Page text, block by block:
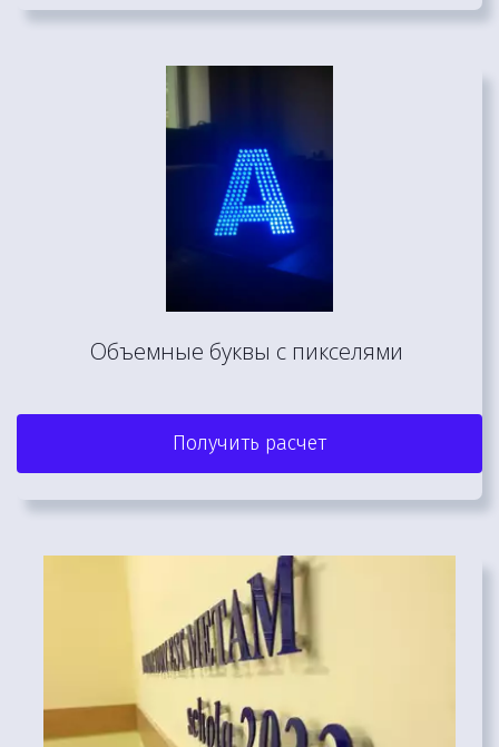
Объемные буквы с пикселями
Получить расчет